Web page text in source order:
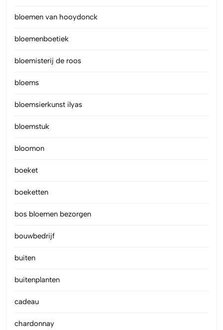
bloemen van hooydonck
bloemenboetiek
bloemisterij de roos
bloems
bloemsierkunst ilyas
bloemstuk
bloomon
boeket
boeketten
bos bloemen bezorgen
bouwbedrijf
buiten
buitenplanten
cadeau
chardonnay